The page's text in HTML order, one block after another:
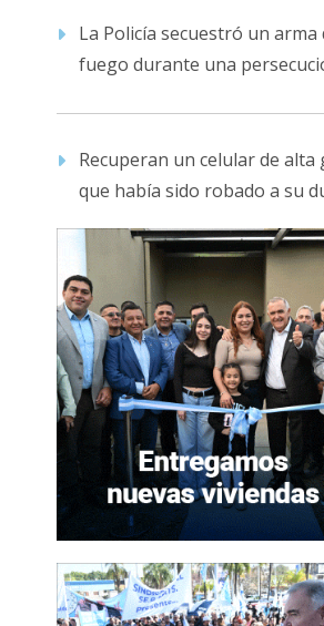
La Policía secuestró un arma
fuego durante una
Recuperan un celular de alta
que había sido robado a su